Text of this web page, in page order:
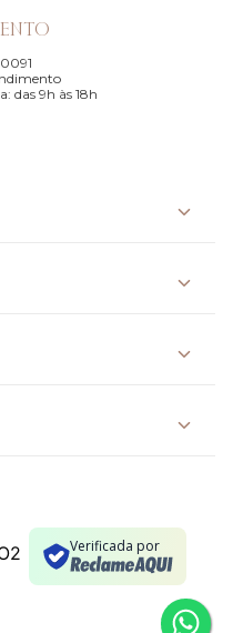
0091
das 9h às 18h
Verificada por